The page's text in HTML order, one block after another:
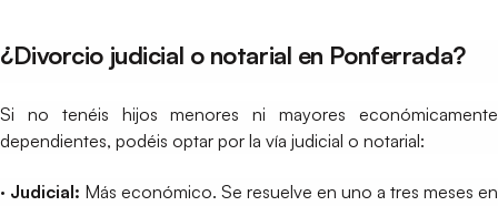
¿Divorcio judicial o notarial en Ponferrada?
Si no tenéis hijos menores ni mayores económicamente
dependientes, podéis optar por la vía judicial o notarial:
· Judicial: Más económico. Se resuelve en uno a tres meses en